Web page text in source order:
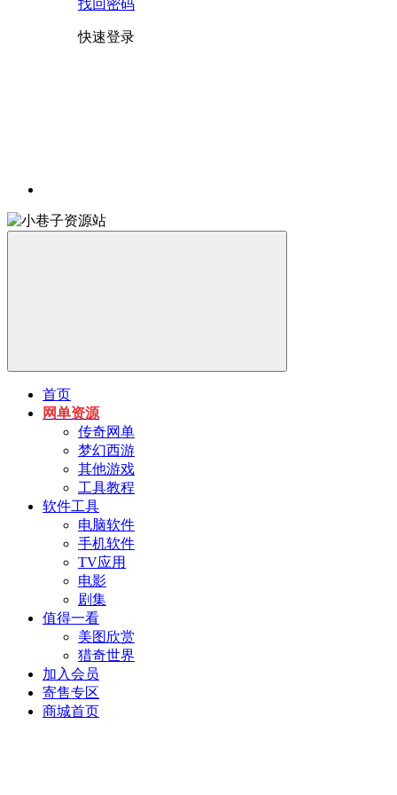
找回密码
快速登录
首页
网单资源
传奇网单
梦幻西游
其他游戏
工具教程
软件工具
电脑软件
手机软件
TV应用
电影
剧集
值得一看
美图欣赏
猎奇世界
加入会员
寄售专区
商城首页